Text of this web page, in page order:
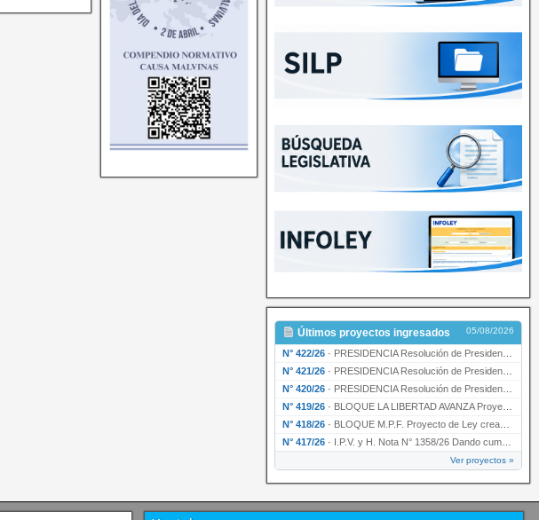
Últimos proyectos ingresados 05/08/2026
N° 422/26 · PRESIDENCIA Resolución de Presidencia N° 200/26 para su ratificación.
N° 421/26 · PRESIDENCIA Resolución de Presidencia N° 199/26 para su ratificación.
N° 420/26 · PRESIDENCIA Resolución de Presidencia N° 198/26 para su ratificación.
N° 419/26 · BLOQUE LA LIBERTAD AVANZA Proyecto de Ley declarando la esencialidad del servicio educativ…
N° 418/26 · BLOQUE M.P.F. Proyecto de Ley creando el Ente Único Regulador de servicios públicos de la …
N° 417/26 · I.P.V. y H. Nota N° 1358/26 Dando cumplimiento al artículo 29 de la Ley provincial N° 1399…
Ver proyectos »